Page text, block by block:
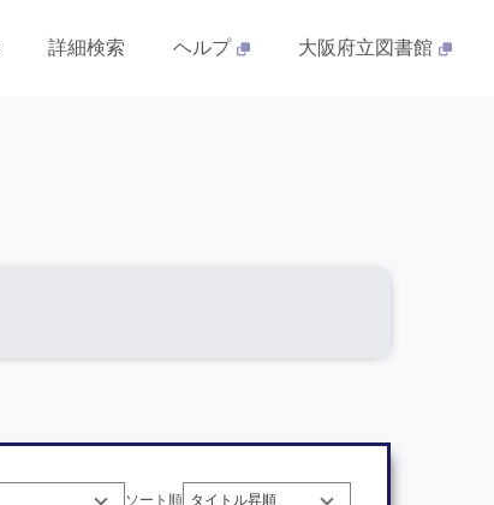
詳細検索 ヘルプ 大阪府立図書館
ソート順